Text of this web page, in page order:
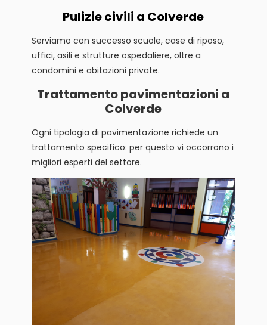
Pulizie civili a Colverde
Serviamo con successo scuole, case di riposo,
uffici, asili e strutture ospedaliere, oltre a
condomini e abitazioni private.
Trattamento pavimentazioni a
Colverde
Ogni tipologia di pavimentazione richiede un
trattamento specifico: per questo vi occorrono i
migliori esperti del settore.